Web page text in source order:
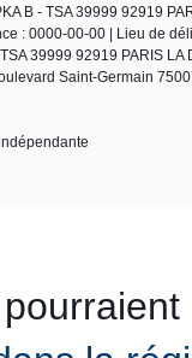
B - TSA 39999 92919
: 0000-00-00 | Lieu de
39999 92919 PARIS
Saint-Germain